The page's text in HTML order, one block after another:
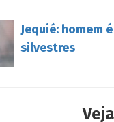
Jequié: homem
silvestres